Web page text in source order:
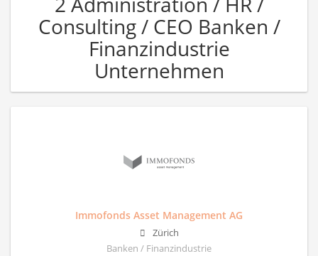
Consulting / CEO Banken /
Finanzindustrie
Unternehmen
Immofonds Asset Management AG
Zürich
Banken / Finanzindustrie